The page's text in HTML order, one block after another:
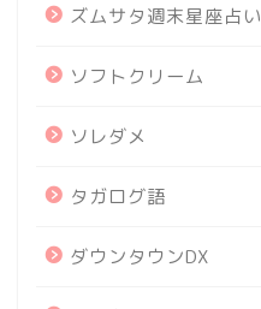
ズムサタ週末星座占い
ソフトクリーム
ソレダメ
タガログ語
ダウンタウンDX